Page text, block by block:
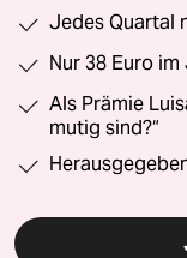
Jedes Quartal
Nur 38 Euro im
Als Prämie
mutig sind?“